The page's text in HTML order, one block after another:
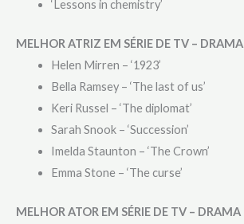
‘Lessons in chemistry’
MELHOR ATRIZ EM SÉRIE DE TV – DRAMA
Helen Mirren – ‘1923’
Bella Ramsey – ‘The last of us’
Keri Russel – ‘The diplomat’
Sarah Snook – ‘Succession’
Imelda Staunton – ‘The Crown’
Emma Stone – ‘The curse’
MELHOR ATOR EM SÉRIE DE TV – DRAMA